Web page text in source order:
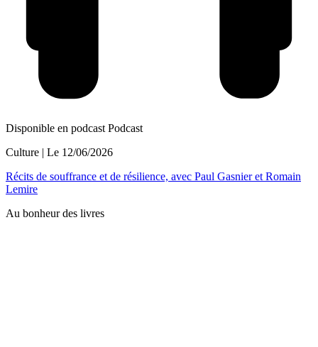
Disponible en podcast Podcast
Culture | Le 12/06/2026
Récits de souffrance et de résilience, avec Paul Gasnier et Romain
Lemire
Au bonheur des livres